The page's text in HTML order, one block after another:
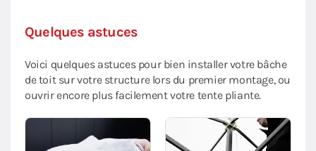
Quelques astuces
Voici quelques astuces pour bien installer votre bâche
de toit sur votre structure lors du premier montage, ou
ouvrir encore plus facilement votre tente pliante.